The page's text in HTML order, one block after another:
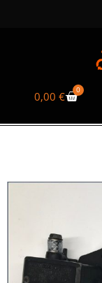
0,00€ 0